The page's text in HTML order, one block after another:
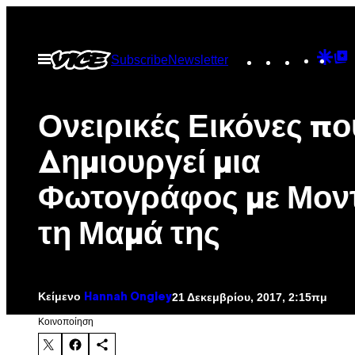
περιεχόμενο
Ανοίξτε
το
SubscribeNewsletter Instagram
TikTok
Ονειρικές Εικόνες
Δημιουργεί μια
Φωτογράφος με
τη Μαμά της
Κείμενο Hannah Ongley21 Δεκεμβρίου, 2017, 2:15πμ
Kοινοποίηση